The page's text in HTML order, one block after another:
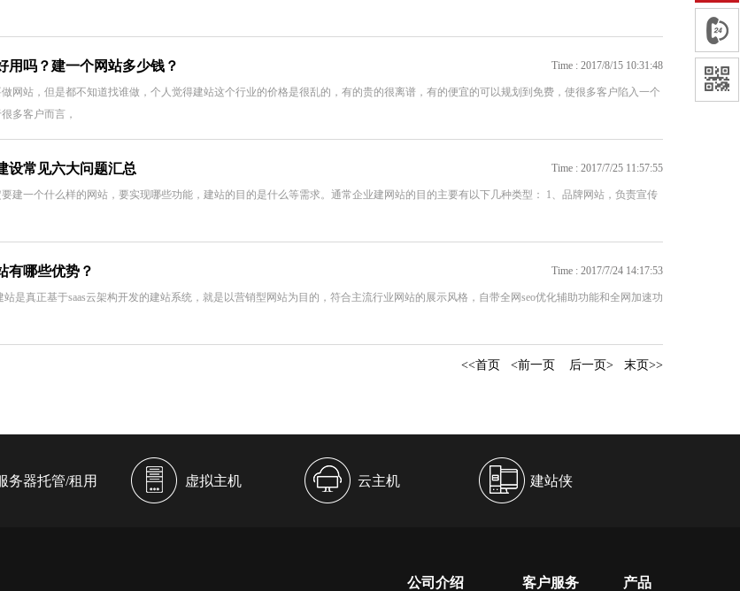
用吗？建一个网站多少钱？ Time : 2017/8/15 10:31:48
网站，但是都不知道找谁做，个人觉得建站这个行业的价格是很乱的，有的贵的很离谱，有的便宜的可以规划到免费，使很多客户陷入一个
多客户而言，
设常见六大问题汇总 Time : 2017/7/25 11:57:55
建一个什么样的网站，要实现哪些功能，建站的目的是什么等需求。通常企业建网站的目的主要有以下几种类型： 1、品牌网站，负责宣传
有哪些优势？ Time : 2017/7/24 14:17:53
是真正基于saas云架构开发的建站系统，就是以营销型网站为目的，符合主流行业网站的展示风格，自带全网seo优化辅助功能和全网加速功
<<首页 <前一页 后一页> 末页>>
务器托管/租用 虚拟主机 云主机 建站侠
产品
客户服务
公司介绍